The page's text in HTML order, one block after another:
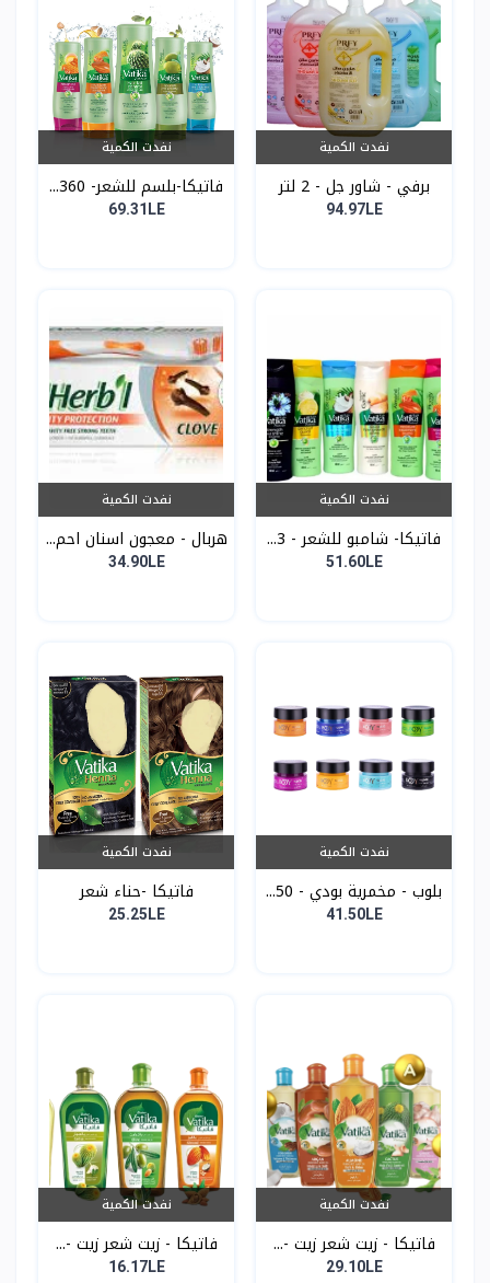
نفدت الكمية
برفي - شاور جل - 2 لتر
94.97LE
نفدت الكمية
فاتيكا-بلسم للشعر- 360...
69.31LE
نفدت الكمية
فاتيكا- شامبو للشعر - 3...
51.60LE
نفدت الكمية
هربال - معجون اسنان احم...
34.90LE
نفدت الكمية
بلوب - مخمرية بودي - 50...
41.50LE
نفدت الكمية
فاتيكا -حناء شعر
25.25LE
نفدت الكمية
فاتيكا - زيت شعر زيت -...
29.10LE
نفدت الكمية
فاتيكا - زيت شعر زيت -...
16.17LE